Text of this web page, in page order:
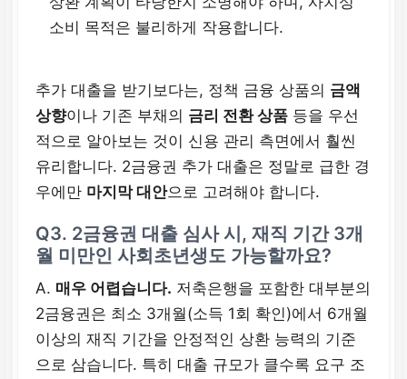
소비 목적은 불리하게 작용합니다.
추가 대출을 받기보다는, 정책 금융 상품의 금액
상향이나 기존 부채의 금리 전환 상품 등을 우선
적으로 알아보는 것이 신용 관리 측면에서 훨씬
유리합니다. 2금융권 추가 대출은 정말로 급한 경
우에만 마지막 대안으로 고려해야 합니다.
Q3. 2금융권 대출 심사 시, 재직 기간 3개
월 미만인 사회초년생도 가능할까요?
A. 매우 어렵습니다. 저축은행을 포함한 대부분의
2금융권은 최소 3개월(소득 1회 확인)에서 6개월
이상의 재직 기간을 안정적인 상환 능력의 기준
으로 삼습니다. 특히 대출 규모가 클수록 요구 조